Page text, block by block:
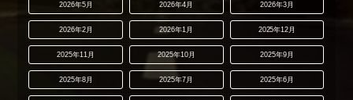
2026年5月 2026年4月 2026年3月
2026年2月 2026年1月 2025年12月
2025年11月 2025年10月 2025年9月
2025年8月 2025年7月 2025年6月